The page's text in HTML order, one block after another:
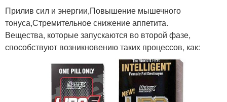
Прилив сил и энергии,Повышение мышечного
тонуса,Стремительное снижение аппетита.
Вещества, которые запускаются во второй фазе,
способствуют возникновению таких процессов, как: